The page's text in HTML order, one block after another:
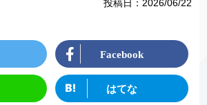
投稿日： 2026/06/22
Facebook
はてな